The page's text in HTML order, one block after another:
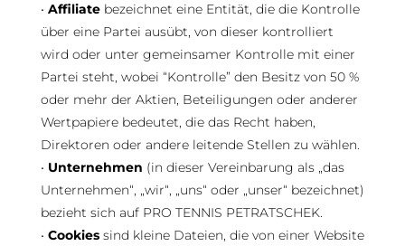
• Affiliatebezeichnet eine Entität, die die Kontrolle
über eine Partei ausübt, von dieser kontrolliert
wird oder unter gemeinsamer Kontrolle mit einer
Partei steht, wobei “Kontrolle” den Besitz von 50 %
oder mehr der Aktien, Beteiligungen oder anderer
Wertpapiere bedeutet, die das Recht haben,
Direktoren oder andere leitende Stellen zu wählen.
• Unternehmen (in dieser Vereinbarung als „das
Unternehmen“, „wir“, „uns“ oder „unser“ bezeichnet)
bezieht sich auf PRO TENNIS PETRATSCHEK.
• Cookiessind kleine Dateien, die von einer Website